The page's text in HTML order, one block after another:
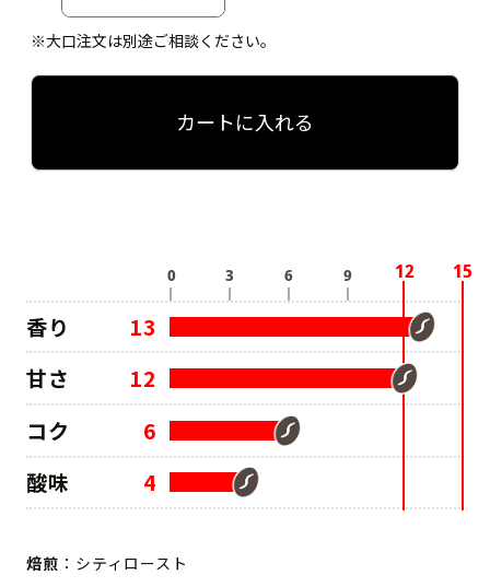
※大口注文は別途ご相談ください。
カートに入れる
香り
13
甘さ
12
コク
6
酸味
4
焙煎 ：シティロースト